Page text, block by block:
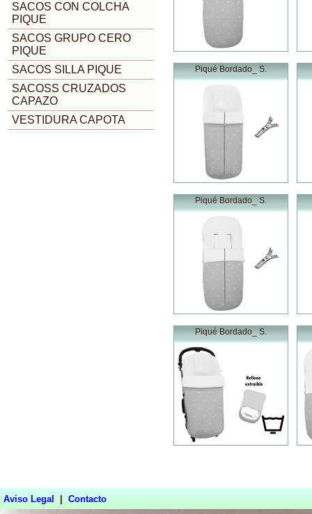
SACOS CON COLCHA
PIQUE
SACOS GRUPO CERO
PIQUE
SACOS SILLA PIQUE
SACOSS CRUZADOS
CAPAZO
VESTIDURA CAPOTA
Piqué Bordado_ S.
Piqué Bordado_ S.
Piqué Bordado_ S.
Aviso Legal Contacto